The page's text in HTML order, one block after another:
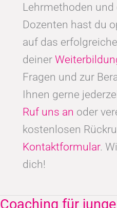
Lehrmethoden
Dozenten hast du
auf das
deiner
Fragen und zur
Ihnen gerne
Ruf uns an oder
kostenlosen
Kontaktformular.
dich!
Coaching für
Coaching